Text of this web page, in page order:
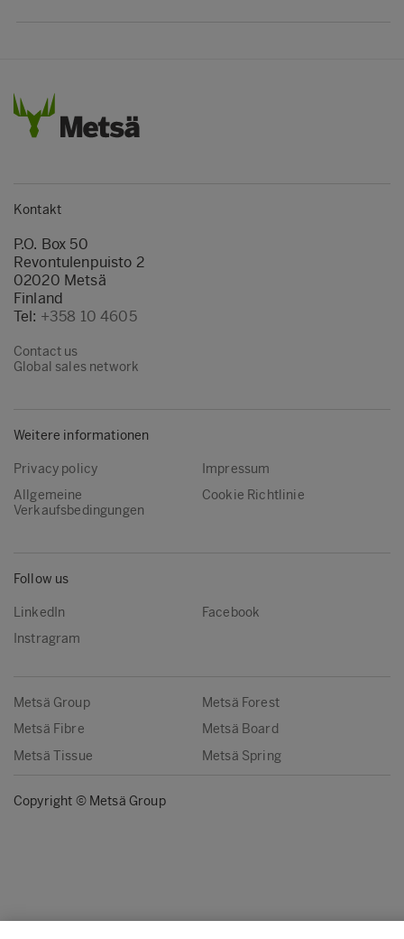
Kontakt
P.O. Box 50
Revontulenpuisto 2
02020 Metsä
Finland
Tel: +358 10 4605
Contact us
Global sales network
Weitere informationen
Privacy policy
Impressum
Allgemeine
Verkaufsbedingungen
Cookie Richtlinie
Follow us
LinkedIn
Facebook
Instragram
Metsä Group
Metsä Forest
Metsä Fibre
Metsä Board
Metsä Tissue
Metsä Spring
Copyright © Metsä Group